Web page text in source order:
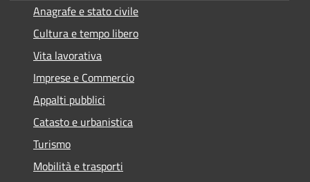
Anagrafe e stato civile
Cultura e tempo libero
Vita lavorativa
Imprese e Commercio
Appalti pubblici
Catasto e urbanistica
Turismo
Mobilità e trasporti